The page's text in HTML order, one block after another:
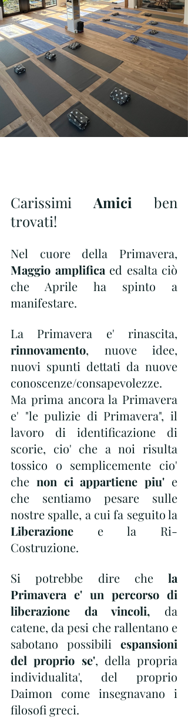
Carissimi Amici ben
trovati!
Maggio amplifica ed esalta ciò
che Aprile ha spinto a
manifestare.
La Primavera e' rinascita,
rinnovamento, nuove idee,
nuovi spunti dettati da nuove
conoscenze/consapevolezze.
Ma prima ancora la Primavera
e' "le pulizie di Primavera", il
lavoro di identificazione di
scorie, cio' che a noi risulta
tossico o semplicemente cio'
che non ci appartiene piu' e
che sentiamo pesare sulle
nostre spalle, a cui fa seguito la
Liberazione e la Ri-
Costruzione.
Si potrebbe dire che la
Primavera e' un percorso di
liberazione da vincoli, da
catene, da pesi che rallentano e
sabotano possibili espansioni
del proprio se', della propria
individualita', del proprio
Daimon come insegnavano i
filosofi greci.